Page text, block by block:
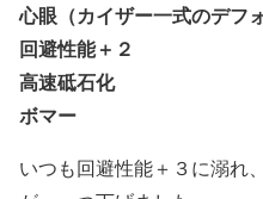
心眼（カイザー一式のデフ
回避性能＋２
高速砥石化
ボマー
いつも回避性能＋３に溺れ